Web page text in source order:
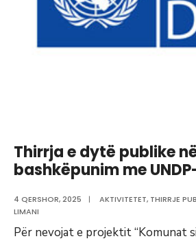
Thirrja e dytë publike
bashkëpunim me
4 QERSHOR, 2025 | AKTIVITETET, THIRRJE
LIMANI
Për nevojat e projektit “Komunat